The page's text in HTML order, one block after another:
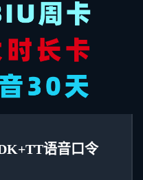
语音口令